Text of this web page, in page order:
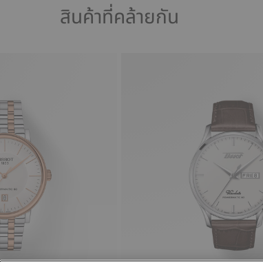
สินค้าที่คล้ายกัน